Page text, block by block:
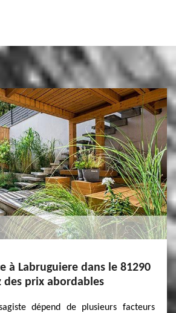
à Labruguiere dans le 81290
des prix abordables
dépend de plusieurs facteurs